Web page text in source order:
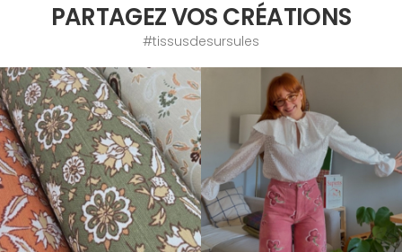
PARTAGEZ VOS CRÉATIONS
#tissusdesursules